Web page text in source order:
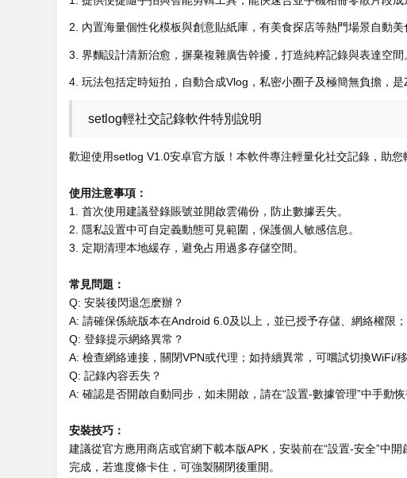
2. 內置海量個性化模板與創意貼紙庫，有美食探店等熱門場景自動美
3. 界麵設計清新治愈，摒棄複雜廣告幹擾，打造純粹記錄與表達空間
4. 玩法包括定時短拍，自動合成Vlog，私密小圈子及極簡無負擔，是
setlog輕社交記錄軟件特別說明
歡迎使用setlog V1.0安卓官方版！本軟件專注輕量化社交記錄，助您
使用注意事項：
1. 首次使用建議登錄賬號並開啟雲備份，防止數據丟失。
2. 隱私設置中可自定義動態可見範圍，保護個人敏感信息。
3. 定期清理本地緩存，避免占用過多存儲空間。
常見問題：
Q: 安裝後閃退怎麽辦？
A: 請確保係統版本在Android 6.0及以上，並已授予存儲、網絡權限
Q: 登錄提示網絡異常？
A: 檢查網絡連接，關閉VPN或代理；如持續異常，可嚐試切換WiFi/移
Q: 記錄內容丟失？
A: 確認是否開啟自動同步，如未開啟，請在“設置-數據管理”中手動恢
安裝技巧：
建議從官方應用商店或官網下載本版APK，安裝前在“設置-安全”中
完成，若進度條卡住，可強製關閉後重開。